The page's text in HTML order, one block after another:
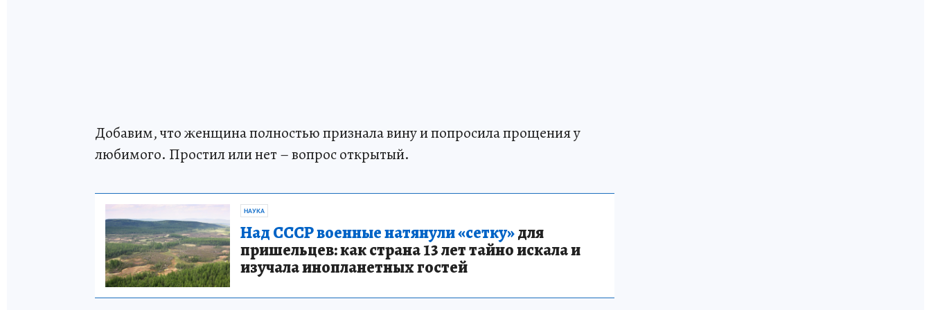
Добавим, что женщина полностью признала вину и попросила прощения у
любимого. Простил или нет – вопрос открытый.
НАУКА
Над СССР военные натянули «сетку»для
пришельцев: как страна 13 лет тайно искала и
изучала инопланетных гостей